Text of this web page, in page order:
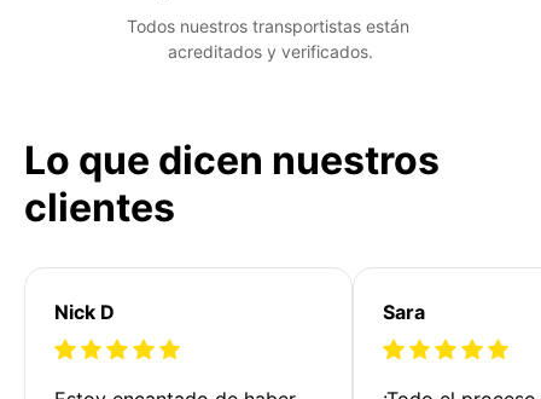
Todos nuestros transportistas están
acreditados y verificados.
Lo que dicen nuestros
clientes
Nick D Sara